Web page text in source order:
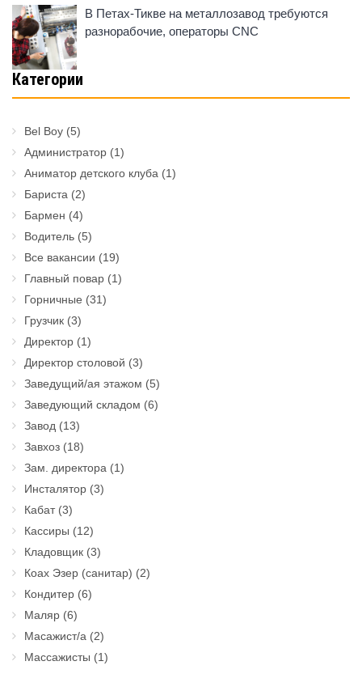
В Петах-Тикве на металлозавод требуются
разнорабочие, операторы CNC
Категории
Bel Boy (5)
Администратор (1)
Аниматор детского клуба (1)
Бариста (2)
Бармен (4)
Водитель (5)
Все вакансии (19)
Главный повар (1)
Горничные (31)
Грузчик (3)
Директор (1)
Директор столовой (3)
Заведущий/ая этажом (5)
Заведующий складом (6)
Завод (13)
Завхоз (18)
Зам. директора (1)
Инсталятор (3)
Кабат(3)
Кассиры (12)
Кладовщик (3)
Коах Эзер (санитар) (2)
Кондитер (6)
Маляр (6)
Масажист/а (2)
Массажисты (1)